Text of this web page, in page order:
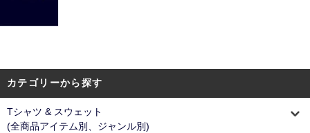
カテゴリーから探す
Tシャツ & スウェット
(全商品アイテム別、ジャンル別)